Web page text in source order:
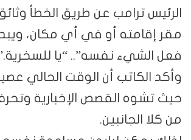
الرئيس ترامب عن طريق الخطأ
مقر إقامته أو في أي مكان،
فعل الشيء نفسه”.. “يا
وأكد الكاتب أن الوقت الحالي
حيث تشوه القصص الإخبارية
من كلا الجانبين.